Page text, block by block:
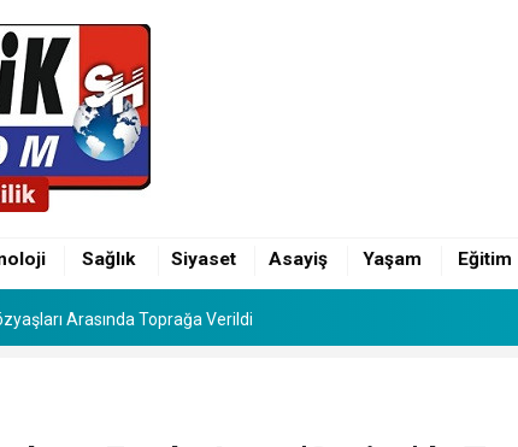
Sağlık Siyaset Asayiş Yaşam Eğitim
Günü: Hamza Alp ile Ebru Evlendi
Günü: Hamza Alp ile Ebru Evlendi
Arasında Toprağa Verildi